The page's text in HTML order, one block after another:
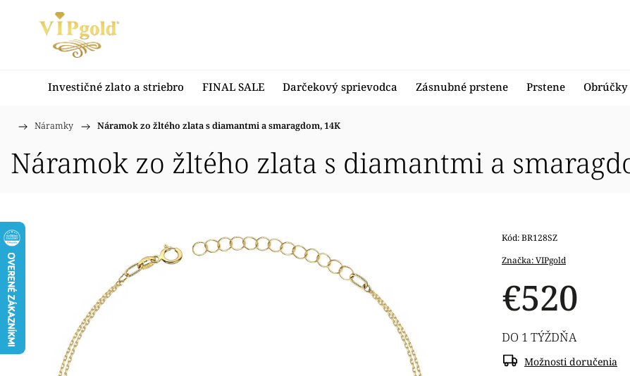
Investičné zlato a striebro FINAL SALE Darčekový sprievodca Zásnubné prstene Prstene Obrúčky
Domov
/ Náramky / Náramok zo žltého zlata s diamantmi a smaragdom, 14K
Náramok zo žltého zlata s diamantmi a
Značka:VIPgold
€520
Kód:BR128SZ
DO 1 TÝŽDŇA
Možnosti doručenia